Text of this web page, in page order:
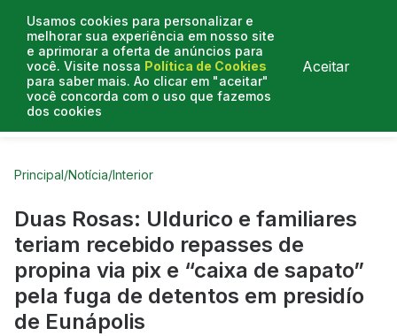
Usamos cookies para personalizar e
melhorar sua experiência em nosso site
e aprimorar a oferta de anúncios para
você. Visite nossa Política de Cookies
para saber mais. Ao clicar em "aceitar"
você concorda com o uso que fazemos
dos cookies
Aceitar
Curtas do Poder
Principal/Notícia/Interior
Duas Rosas: Uldurico e familiares
teriam recebido repasses de
propina via pix e “caixa de sapato”
pela fuga de detentos em presidío
de Eunápolis